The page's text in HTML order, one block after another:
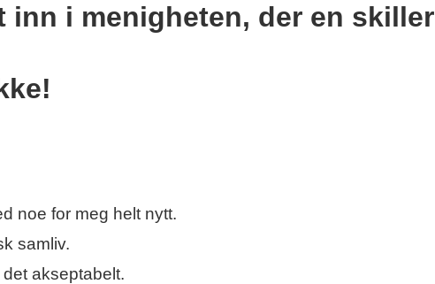
inn i menigheten, der en skiller
noe for meg helt nytt.
samliv.
akseptabelt.